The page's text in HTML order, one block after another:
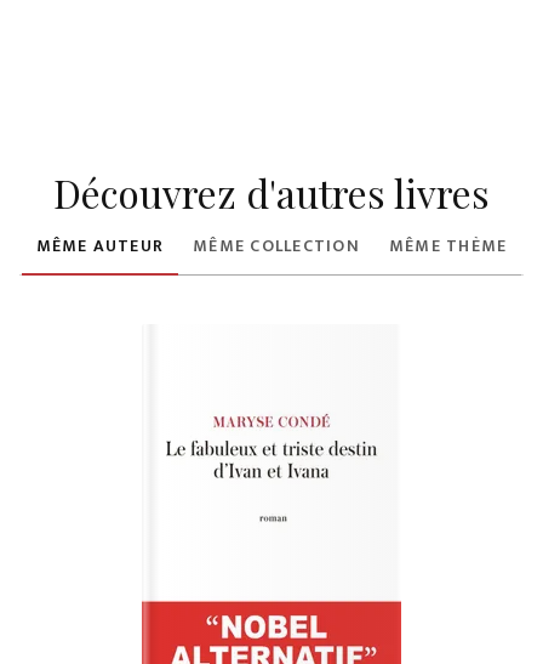
Découvrez d'autres livres
MÊME AUTEUR MÊME COLLECTION MÊME THÈME